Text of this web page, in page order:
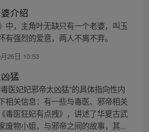
介绍
中，主角叶无缺只有一个老婆，叫玉
有强烈的爱意，两人不离不弃。
26日 10:53
猛
医妃妃邪帝太凶猛”的具体指向性内
相关信息：有一些与毒医、邪帝相关
毒医狂妃有点拽》，讲述了华夏古武
废物小姐，与邪帝之间的故事，其...